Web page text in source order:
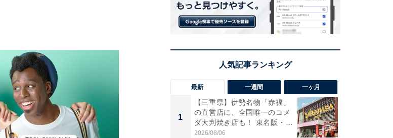
最新 一週間 一ヶ月
1
【三重県】伊勢名物「赤福」
の直営店に、全国唯一のコメ
ダ大判焼き店も！ 東名阪・
伊...
2026/08/06